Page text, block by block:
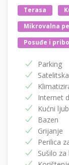
Terasa
Mikrovalna
Posuđe i
Parking
Internet
Kućni
Bazen
Grijanje
Perilica
Sušilo za